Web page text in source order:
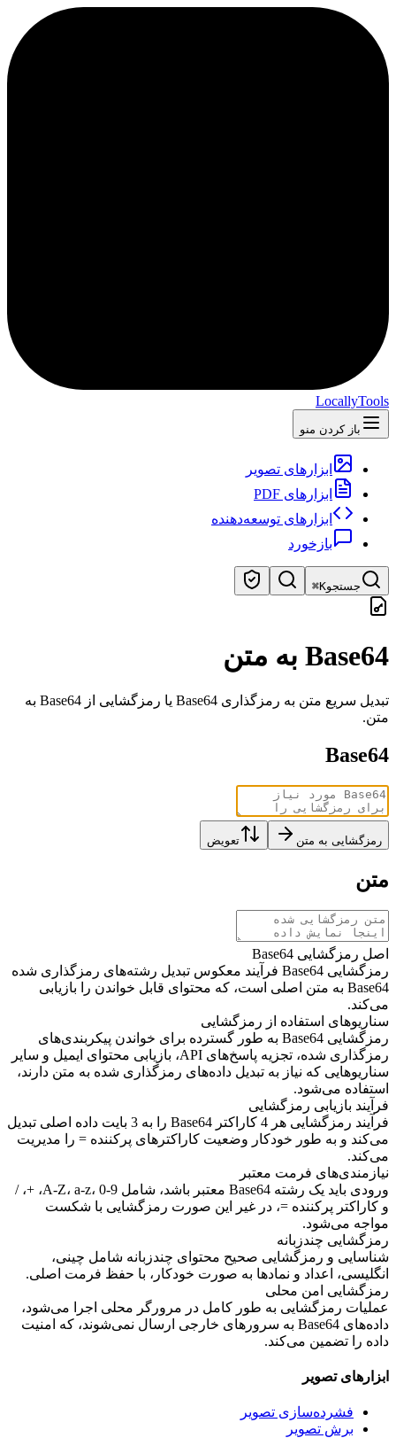
LocallyTools
باز کردن منو
ابزارهای تصویر
ابزارهای PDF
ابزارهای توسعه‌دهنده
بازخورد
جستجو⌘K
جستجوی سریع ابزارها
Base64 به متن
تبدیل سریع متن به رمزگذاری Base64 یا رمزگشایی از Base64 به
متن.
Base64
رمزگشایی به متن تعویض
متن
اصل رمزگشایی Base64
رمزگشایی Base64 فرآیند معکوس تبدیل رشته‌های رمزگذاری شده
Base64 به متن اصلی است، که محتوای قابل خواندن را بازیابی
می‌کند.
سناریوهای استفاده از رمزگشایی
رمزگشایی Base64 به طور گسترده برای خواندن پیکربندی‌های
رمزگذاری شده، تجزیه پاسخ‌های API، بازیابی محتوای ایمیل و سایر
سناریوهایی که نیاز به تبدیل داده‌های رمزگذاری شده به متن دارند،
استفاده می‌شود.
فرآیند بازیابی رمزگشایی
فرآیند رمزگشایی هر 4 کاراکتر Base64 را به 3 بایت داده اصلی تبدیل
می‌کند و به طور خودکار وضعیت کاراکترهای پرکننده = را مدیریت
می‌کند.
نیازمندی‌های فرمت معتبر
ورودی باید یک رشته Base64 معتبر باشد، شامل A-Z، a-z، 0-9، +، /
و کاراکتر پرکننده =، در غیر این صورت رمزگشایی با شکست
مواجه می‌شود.
رمزگشایی چندزبانه
شناسایی و رمزگشایی صحیح محتوای چندزبانه شامل چینی،
انگلیسی، اعداد و نمادها به صورت خودکار، با حفظ فرمت اصلی.
رمزگشایی امن محلی
عملیات رمزگشایی به طور کامل در مرورگر محلی اجرا می‌شود،
داده‌های Base64 به سرورهای خارجی ارسال نمی‌شوند، که امنیت
داده را تضمین می‌کند.
ابزارهای تصویر
فشرده‌سازی تصویر
برش تصویر